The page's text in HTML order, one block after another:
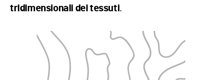
tridimensionali dei tessuti